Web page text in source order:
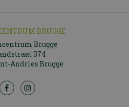
BRUGGE
Brugge
374
Andries Brugge